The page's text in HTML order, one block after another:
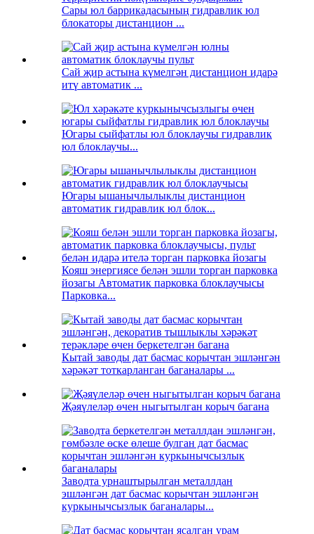
Сары юл баррикадасының гидравлик юл
блокаторы дистанцион ...
Сай җир астына күмелгән дистанцион идарә
итү автоматик ...
Югары сыйфатлы юл блоклаучы гидравлик
юл блоклаучы...
Югары ышанычлылыклы дистанцион
автоматик гидравлик юл блок...
Кояш энергиясе белән эшли торган парковка
йозагы Автоматик парковка блоклаучысы
Парковка...
Кытай заводы дат басмас корычтан эшләнгән
хәрәкәт тоткарланган баганалары ...
Җәяүлеләр өчен ныгытылган корыч багана
Заводта урнаштырылган металлдан
эшләнгән дат басмас корычтан эшләнгән
куркынычсызлык баганалары...